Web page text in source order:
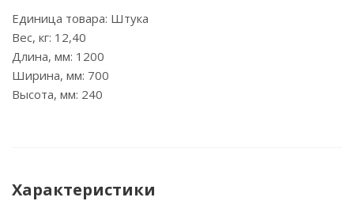
Единица товара: Штука
Вес, кг: 12,40
Длина, мм: 1200
Ширина, мм: 700
Высота, мм: 240
Характеристики